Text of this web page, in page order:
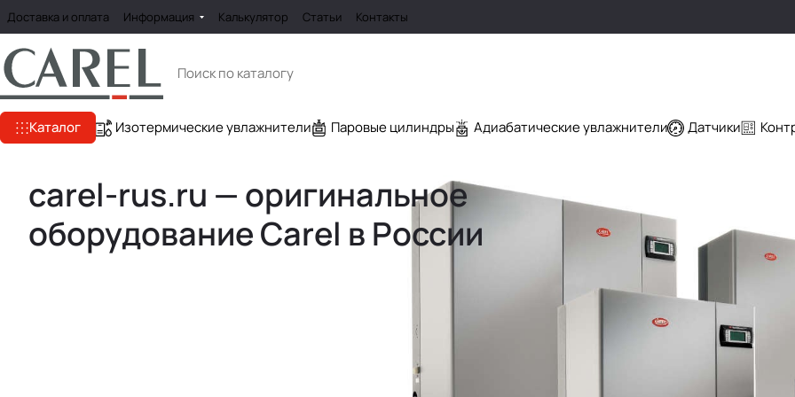
Доставка и оплата Информация Калькулятор Статьи Контакты
Каталог Изотермические увлажнители Паровые цилиндры Адиабатические увлажнители Датчики
carel-rus.ru — оригинальное
оборудование Carel в России